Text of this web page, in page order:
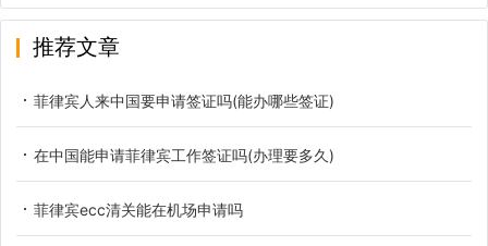
推荐文章
菲律宾人来中国要申请签证吗(能办哪些签证)
在中国能申请菲律宾工作签证吗(办理要多久)
菲律宾ecc清关能在机场申请吗